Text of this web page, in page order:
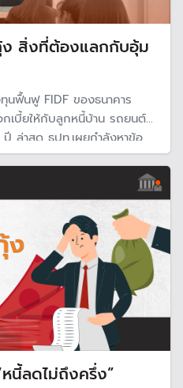
ง สิ่งที่ต้องแลกกับอุ้ม
ทุนฟื้นฟู FIDF ของธนาคาร
เบี้ยให้กับลูกหนี้บ้าน รถยนต์
ปี ล่าสุด ธปท.เผยกำลังหาข้อ
ง ยอมรับลดส่งเงินเข้ากอง
มยำกุ้งตั้งแต่ปี 40
หนี้ลดไม่ถึงครึ่ง”